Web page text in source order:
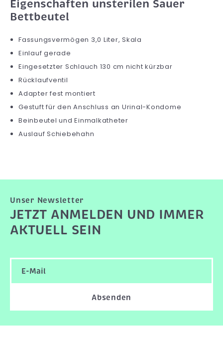
Eigenschaften unsterilen Sauer
Bettbeutel
Fassungsvermögen 3,0 Liter, Skala
Einlauf gerade
Eingesetzter Schlauch 130 cm nicht kürzbar
Rücklaufventil
Adapter fest montiert
Gestuft für den Anschluss an Urinal-Kondome
Beinbeutel und Einmalkatheter
Auslauf Schiebehahn
Unser Newsletter
JETZT ANMELDEN UND IMMER
AKTUELL SEIN
Absenden